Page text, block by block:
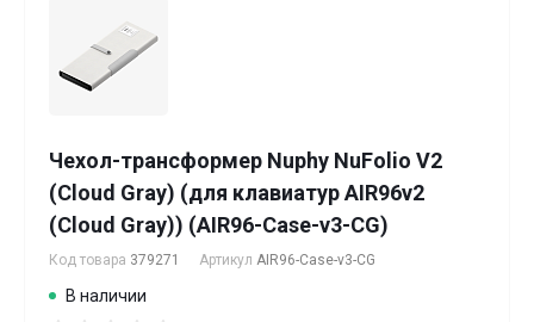
Чехол-трансформер Nuphy NuFolio V2
(Cloud Gray) (для клавиатур AIR96v2
(Cloud Gray)) (AIR96-Case-v3-CG)
Код товара 379271 Артикул AIR96-Case-v3-CG
В наличии